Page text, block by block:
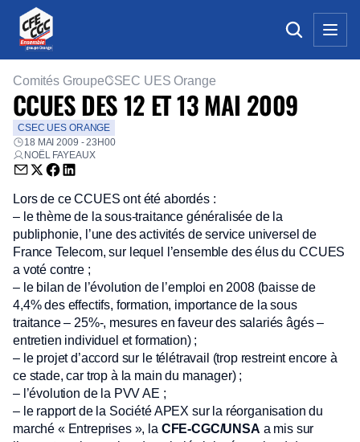
Comités GroupeCSEC UES Orange
CCUES DES 12 ET 13 MAI 2009
CSEC UES ORANGE
18 MAI 2009 - 23H00
NOËL FAYEAUX
Envoyer par email (nouvelle fenêtre)
Partager sur Twitter (nouvelle fenêtre)
Partager sur Facebook (nouvelle fenêtre)
Partager sur LinkedIn (nouvelle fenêtre)
Lors de ce CCUES ont été abordés :
– le thème de la sous-traitance généralisée de la
publiphonie, l’une des activités de service universel de
France Telecom, sur lequel l’ensemble des élus du CCUES
a voté contre ;
– le bilan de l’évolution de l’emploi en 2008 (baisse de
4,4% des effectifs, formation, importance de la sous
traitance – 25%-, mesures en faveur des salariés âgés –
entretien individuel et formation) ;
– le projet d’accord sur le télétravail (trop restreint encore à
ce stade, car trop à la main du manager) ;
– l’évolution de la PVV AE ;
– le rapport de la Société APEX sur la réorganisation du
marché « Entreprises », la CFE-CGC/UNSA a mis sur